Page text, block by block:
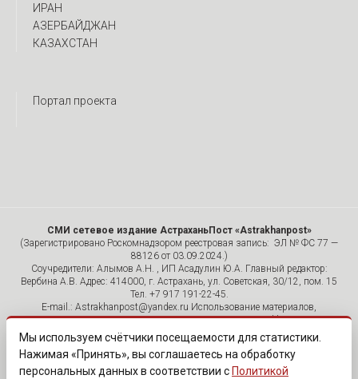
ИРАН
АЗЕРБАЙДЖАН
КАЗАХСТАН
Портал проекта
СМИ сетевое издание АстраханьПост «Astrakhanpost»
(Зарегистрировано Роскомнадзором реестровая запись: ЭЛ № ФС 77 —
88126 от 03.09.2024.)
Соучредители: Алымов А.Н. , ИП Асадулин Ю.А. Главный редактор:
Вербина А.В. Адрес: 414000, г. Астрахань, ул. Советская, 30/12, пом. 15
Тел. +7 917 191-22-45.
E-mail.: Astrakhanpost@yandex.ru Использование материалов,
размещенных на страницах сетевого издания «Astrakhanpost»,
допускается исключительно с указанием источника и публикацией
активной гиперссылки на портал Astrakhanpost.ru. Комментарии
читателей сайта размещаются без предварительного редактирования.
Редакция оставляет за собой право удалить их с сайта или
Мы используем счётчики посещаемости для статистики.
Нажимая «Принять», вы соглашаетесь на обработку
персональных данных в соответствии с Политикой